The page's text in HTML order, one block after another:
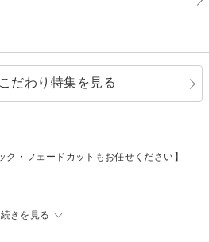
だわり特集を見る
続きを見る
・フェードカットもお任せください】
守ります。